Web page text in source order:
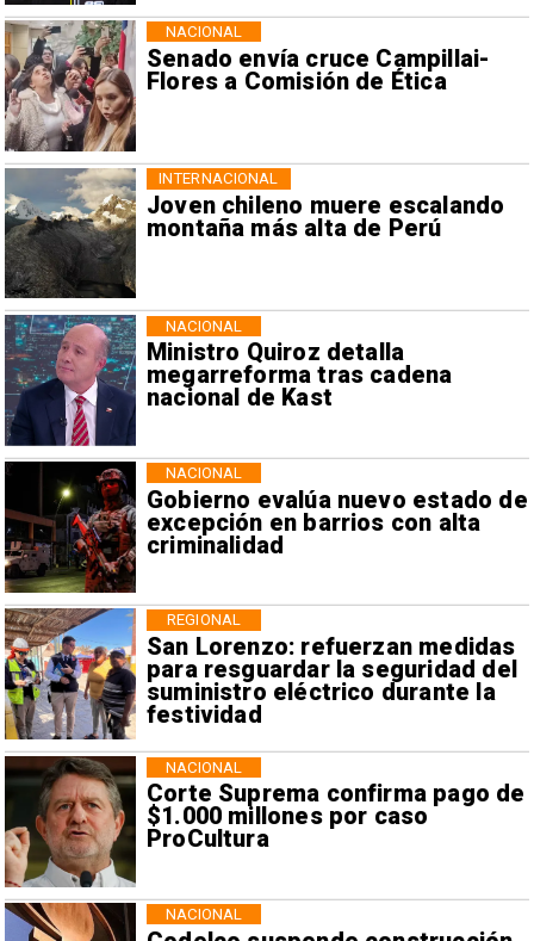
Senado envía cruce Campillai-
Flores a Comisión de Ética
NACIONAL
Joven chileno muere escalando
montaña más alta de Perú
INTERNACIONAL
Ministro Quiroz detalla
megarreforma tras cadena
nacional de Kast
NACIONAL
Gobierno evalúa nuevo estado de
excepción en barrios con alta
criminalidad
NACIONAL
San Lorenzo: refuerzan medidas
para resguardar la seguridad del
suministro eléctrico durante la
festividad
REGIONAL
Corte Suprema confirma pago de
$1.000 millones por caso
ProCultura
NACIONAL
NACIONAL